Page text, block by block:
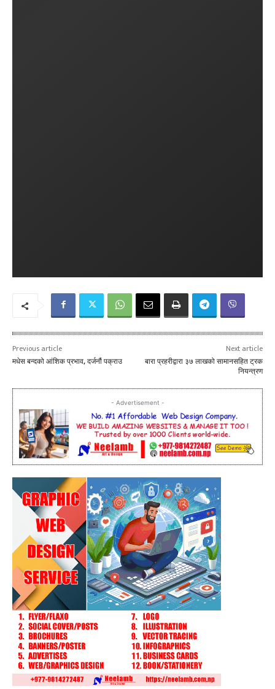
Previous article
मधेस बन्दको आंशिक प्रभाव, दर्जनौं पक्राउ
Next article
बारा प्रहरीद्वारा ३७ लाखको सामानसहित ट्रक
नियन्त्रण
- Advertisement -